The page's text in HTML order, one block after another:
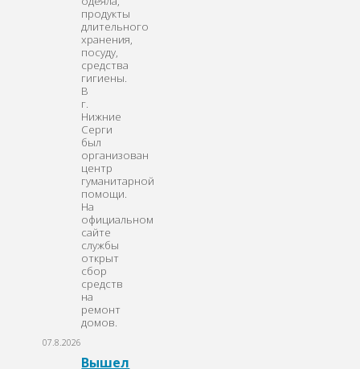
продукты
длительного
хранения,
посуду,
средства
гигиены.
В
г.
Нижние
Серги
был
организован
центр
гуманитарной
помощи.
На
официальном
сайте
службы
открыт
сбор
средств
на
ремонт
домов.
07.8.2026
Вышел